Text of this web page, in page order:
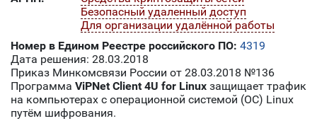
Безопасный удаленный доступ
Для организации удалённой работы
Номер в Едином Реестре российского ПО: 4319
Дата решения: 28.03.2018
Приказ Минкомсвязи России от 28.03.2018 №136
Программа ViPNet Client 4U for Linux защищает трафик
на компьютерах с операционной системой (ОС) Linux
путём шифрования.